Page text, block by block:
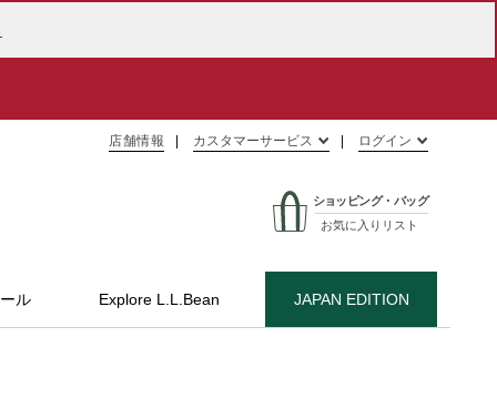
店舗情報 カスタマーサービス ログイン
ショッピング・バッグ
お気に入りリスト
ル Explore L.L.Bean JAPAN EDITION